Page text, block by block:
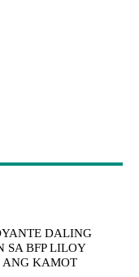
DALING
SA BFP LILOY
KAMOT